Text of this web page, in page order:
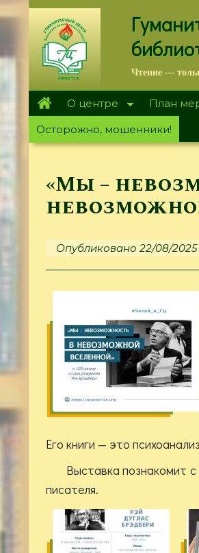
Перейти
к
основному
содержанию
Чтение —
О центре План
Осторожно, мошенники!
«Мы –
Опубликовано 22/08/2025
Его книги — это
Выставка познакомит
писателя.